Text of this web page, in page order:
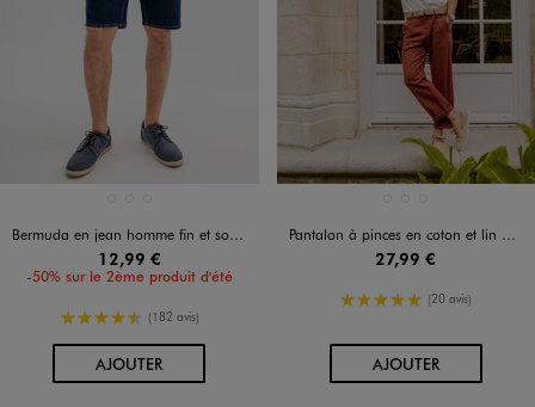
Bermuda en jean homme fin et souple
12,99 €
-50% sur le 2ème produit d'été
4.5/5 de moyenne
(182 avis)
AJOUTERAU PANIER
Pantalon à pinces en coton et lin homme
27,99 €
5/5 de moyenne
(20 avis)
AJOUTERAU PANIER